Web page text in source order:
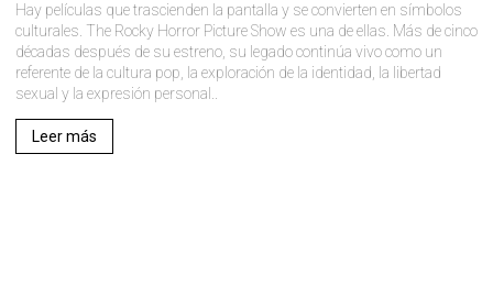
Hay películas que trascienden la pantalla y se convierten en símbolos
culturales. The Rocky Horror Picture Show es una de ellas. Más de cinco
décadas después de su estreno, su legado continúa vivo como un
referente de la cultura pop, la exploración de la identidad, la libertad
sexual y la expresión personal..
Leer más